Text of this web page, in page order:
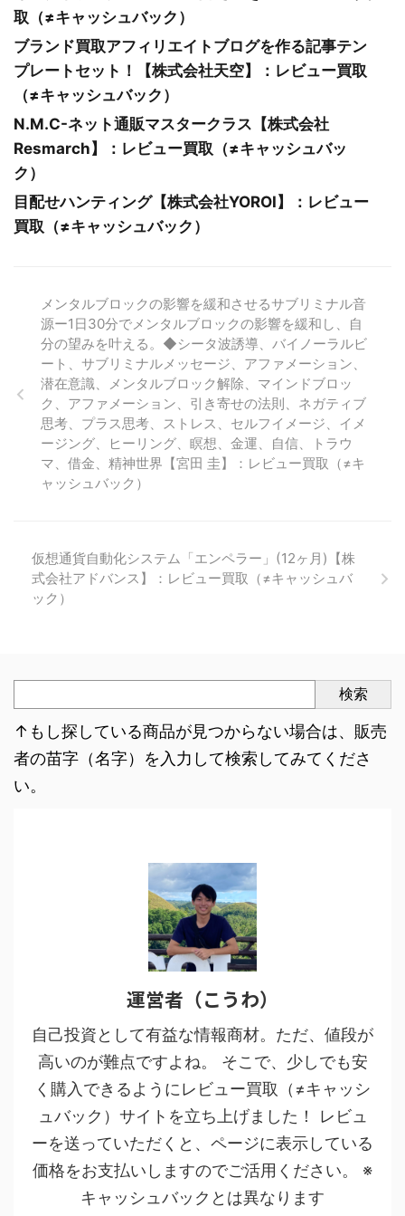
取（≠キャッシュバック）
ブランド買取アフィリエイトブログを作る記事テン
プレートセット！【株式会社天空】：レビュー買取
（≠キャッシュバック）
N.M.C-ネット通販マスタークラス【株式会社
Resmarch】：レビュー買取（≠キャッシュバッ
ク）
目配せハンティング【株式会社YOROI】：レビュー
買取（≠キャッシュバック）
メンタルブロックの影響を緩和させるサブリミナル音
源ー1日30分でメンタルブロックの影響を緩和し、自
分の望みを叶える。◆シータ波誘導、バイノーラルビ
ート、サブリミナルメッセージ、アファメーション、
潜在意識、メンタルブロック解除、マインドブロッ
ク、アファメーション、引き寄せの法則、ネガティブ
思考、プラス思考、ストレス、セルフイメージ、イメ
ージング、ヒーリング、瞑想、金運、自信、トラウ
マ、借金、精神世界【宮田 圭】：レビュー買取（≠キ
ャッシュバック）
仮想通貨自動化システム「エンペラー」(12ヶ月)【株
式会社アドバンス】：レビュー買取（≠キャッシュバ
ック）
検索
↑もし探している商品が見つからない場合は、販売
者の苗字（名字）を入力して検索してみてくださ
い。
運営者（こうわ）
自己投資として有益な情報商材。ただ、値段が
高いのが難点ですよね。 そこで、少しでも安
く購入できるようにレビュー買取（≠キャッシ
ュバック）サイトを立ち上げました！ レビュ
ーを送っていただくと、ページに表示している
価格をお支払いしますのでご活用ください。 ※
キャッシュバックとは異なります